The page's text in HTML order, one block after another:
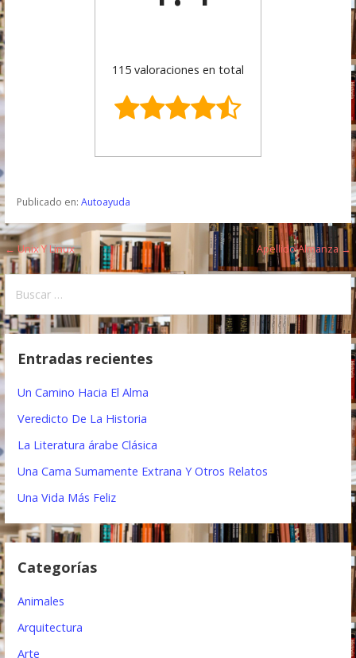
115 valoraciones en total
Publicado en: Autoayuda
N
a
v
e
a
ó
d
n
← Unix Y Linux Apellido Almanza →
s
Entradas recientes
Un Camino Hacia El Alma
Veredicto De La Historia
La Literatura árabe Clásica
Una Cama Sumamente Extrana Y Otros Relatos
Una Vida Más Feliz
Categorías
Animales
Arquitectura
Arte